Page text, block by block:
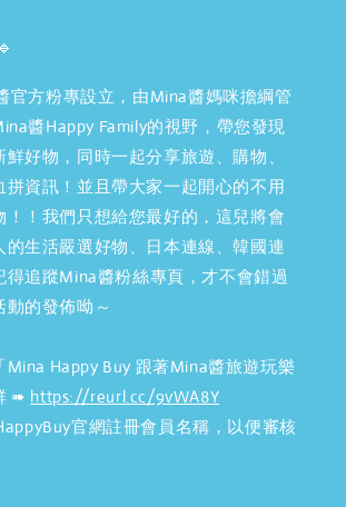
官方粉專設立，由Mina醬媽咪擔綱管
醬Happy Family的視野，帶您發現
好物，同時一起分享旅遊、購物、
拼資訊！並且帶大家一起開心的不用
！！我們只想給您最好的，這兒將會
的生活嚴選好物、日本連線、韓國連
得追蹤Mina醬粉絲專頁，才不會錯過
的發佈呦～
Mina Happy Buy 跟著Mina醬旅遊玩樂
➠ https://reurl.cc/9vWA8Y
官網註冊會員名稱，以便審核